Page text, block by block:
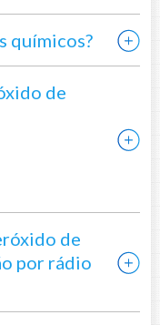
químicos?
de
de
por rádio